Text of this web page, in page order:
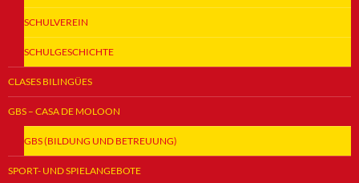
SCHULVEREIN
SCHULGESCHICHTE
CLASES BILINGÜES
GBS – CASA DE MOLOON
GBS (BILDUNG UND BETREUUNG)
SPORT- UND SPIELANGEBOTE